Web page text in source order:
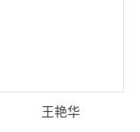
王艳华